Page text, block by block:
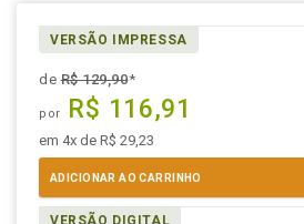
VERSÃO IMPRESSA
deR$ 129,90*
por R$ 116,91
em 4x de R$ 29,23
ADICIONAR AO CARRINHO
VERSÃO DIGITAL